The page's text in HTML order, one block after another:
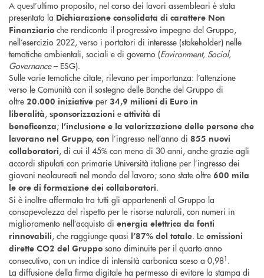
A quest’ultimo proposito, nel corso dei lavori assembleari è stata
presentata la Dichiarazione consolidata di carattere Non
Finanziario che rendiconta il progressivo impegno del Gruppo,
nell’esercizio 2022, verso i portatori di interesse (stakeholder) nelle
tematiche ambientali, sociali e di governo (Environment, Social,
Governance– ESG).
Sulle varie tematiche citate, rilevano per importanza: l’attenzione
verso le Comunità con il sostegno delle Banche del Gruppo di
oltre 20.000 iniziative per 34,9 milioni di Euro in
liberalità, sponsorizzazioni e attività di
beneficenza; l’inclusione e la valorizzazione delle persone che
lavorano nel Gruppo, con l’ingresso nell’anno di 855 nuovi
collaboratori, di cui il 45% con meno di 30 anni, anche grazie agli
accordi stipulati con primarie Università italiane per l’ingresso dei
giovani neolaureati nel mondo del lavoro; sono state oltre 600 mila
le ore di formazione dei collaboratori.
Si è inoltre affermata tra tutti gli appartenenti al Gruppo la
consapevolezza del rispetto per le risorse naturali, con numeri in
miglioramento nell’acquisto di energia elettrica da fonti
rinnovabili, che raggiunge quasi l’87% del totale. Le emissioni
dirette CO2 del Gruppo sono diminuite per il quarto anno
consecutivo, con un indice di intensità carbonica sceso a 0,981 .
La diffusione della firma digitale ha permesso di evitare la stampa di